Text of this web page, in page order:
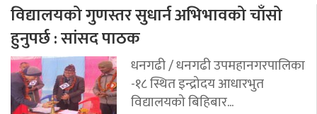
विद्यालयको गुणस्तर सुधार्न अभिभावको चाँसो
हुनुपर्छ : सांसद पाठक
धनगढी / धनगढी उपमहानगरपालिका
-१८ स्थित इन्द्रोदय आधारभुत
विद्यालयको बिहिबार...